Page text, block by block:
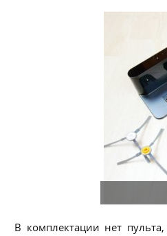
В комплектации нет